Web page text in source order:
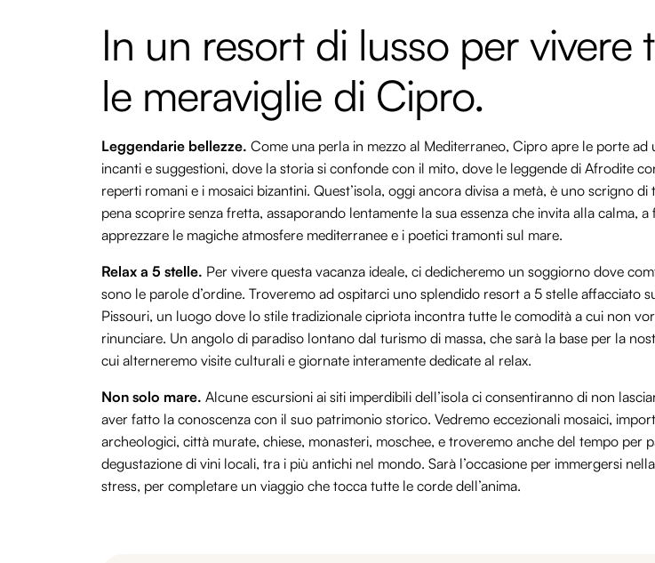
In un resort di lusso per vivere
le meraviglie di Cipro.
Leggendarie bellezze. Come una perla in mezzo al Mediterraneo, Cipro apre le porte ad
incanti e suggestioni, dove la storia si confonde con il mito, dove le leggende di Afrodite
reperti romani e i mosaici bizantini. Quest’isola, oggi ancora divisa a metà, è uno scrigno di
pena scoprire senza fretta, assaporando lentamente la sua essenza che invita alla calma, a
apprezzare le magiche atmosfere mediterranee e i poetici tramonti sul mare.
Relax a 5 stelle. Per vivere questa vacanza ideale, ci dedicheremo un soggiorno dove
sono le parole d’ordine. Troveremo ad ospitarci uno splendido resort a 5 stelle affacciato
Pissouri, un luogo dove lo stile tradizionale cipriota incontra tutte le comodità a cui non
rinunciare. Un angolo di paradiso lontano dal turismo di massa, che sarà la base per la
cui alterneremo visite culturali e giornate interamente dedicate al relax.
Non solo mare. Alcune escursioni ai siti imperdibili dell’isola ci consentiranno di non
aver fatto la conoscenza con il suo patrimonio storico. Vedremo eccezionali mosaici,
archeologici, città murate, chiese, monasteri, moschee, e troveremo anche del tempo per
degustazione di vini locali, tra i più antichi nel mondo. Sarà l’occasione per immergersi
stress, per completare un viaggio che tocca tutte le corde dell’anima.